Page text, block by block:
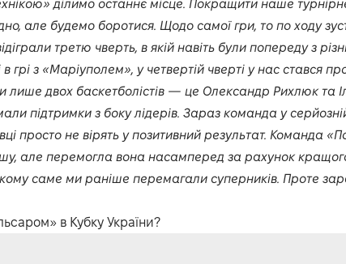
ділимо останнє місце. Покращити наше
але будемо боротися. Щодо самої гри, то по ходу
третю чверть, в якій навіть були попереду з
грі з «Маріуполем», у четвертій чверті у нас стався
лише двох баскетболістів — це Олександр Рихлюк та
підтримки з боку лідерів. Зараз команда у
просто не вірять у позитивний результат. Команда
але перемогла вона насамперед за рахунок
саме ми раніше перемагали суперників. Проте
в Кубку України?